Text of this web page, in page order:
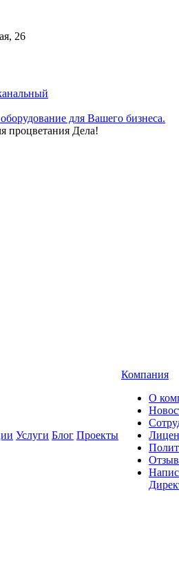
26
процветания Дела!
Услуги Блог Проекты
Компания
О